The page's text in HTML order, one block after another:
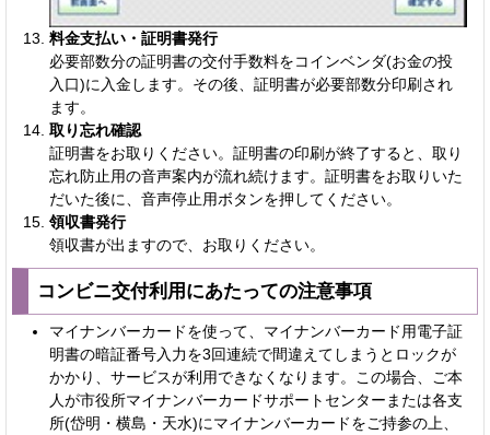
料金支払い・証明書発行
必要部数分の証明書の交付手数料をコインベンダ(お金の投
入口)に入金します。その後、証明書が必要部数分印刷され
ます。
取り忘れ確認
証明書をお取りください。証明書の印刷が終了すると、取り
忘れ防止用の音声案内が流れ続けます。証明書をお取りいた
だいた後に、音声停止用ボタンを押してください。
領収書発行
領収書が出ますので、お取りください。
コンビニ交付利用にあたっての注意事項
マイナンバーカードを使って、マイナンバーカード用電子証
明書の暗証番号入力を3回連続で間違えてしまうとロックが
かかり、サービスが利用できなくなります。この場合、ご本
人が市役所マイナンバーカードサポートセンターまたは各支
所(岱明・横島・天水)にマイナンバーカードをご持参の上、